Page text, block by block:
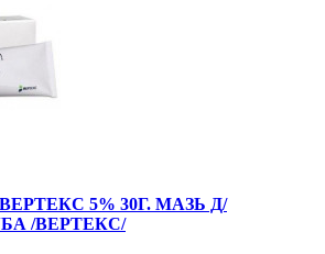
5% 30Г. МАЗЬ Д/
/ВЕРТЕКС/